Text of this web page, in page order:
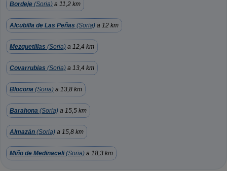
Bordeje (Soria) a 11,2 km
Alcubilla de Las Peñas (Soria) a 12 km
Mezquetillas (Soria) a 12,4 km
Covarrubias (Soria) a 13,4 km
Blocona (Soria) a 13,8 km
Barahona (Soria) a 15,5 km
Almazán (Soria) a 15,8 km
Miño de Medinaceli(Soria) a 18,3 km